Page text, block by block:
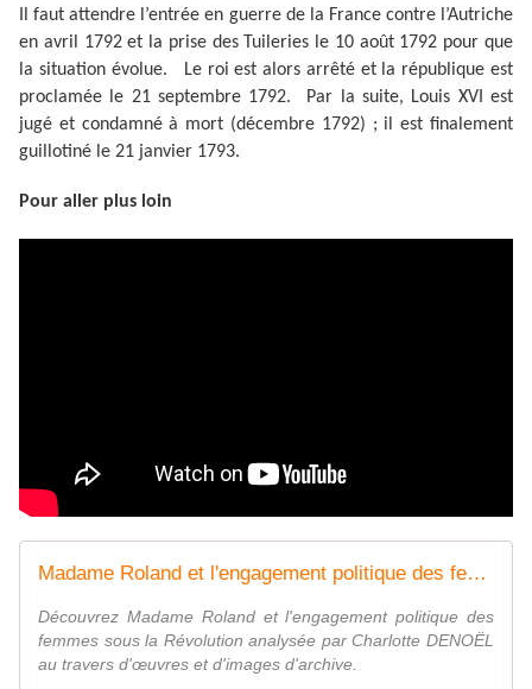
Il faut attendre l’entrée en guerre de la France contre l’Autriche
en avril 1792 et la prise des Tuileries le 10 août 1792 pour que
la situation évolue. Le roi est alors arrêté et la république est
proclamée le 21 septembre 1792. Par la suite, Louis XVI est
jugé et condamné à mort (décembre 1792) ; il est finalement
guillotiné le 21 janvier 1793.
Pour aller plus loin
Madame Roland et l'engagement politique des femmes sous la Révolution - Histoire analysée en images et œuvres d'art | https://histoire-image.org/
Découvrez Madame Roland et l'engagement politique des
femmes sous la Révolution analysée par Charlotte DENOËL
au travers d'œuvres et d'images d'archive.